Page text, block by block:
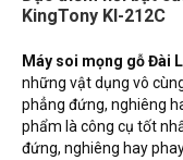
KingTony KI-212C
Máy soi mọng gỗ Đài
những vật dụng vô
phẳng đứng, nghiêng
phẩm là công cụ tốt
đứng, nghiêng hay